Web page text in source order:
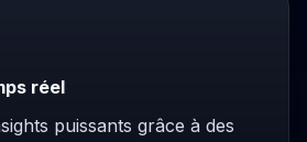
réel
puissants grâce à des